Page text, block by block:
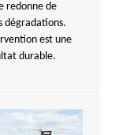
redonne de
dégradations.
est une
durable.